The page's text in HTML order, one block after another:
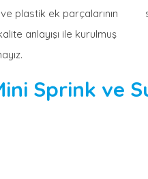
plastik ek parçalarının
anlayışı ile kurulmuş
Sprink ve